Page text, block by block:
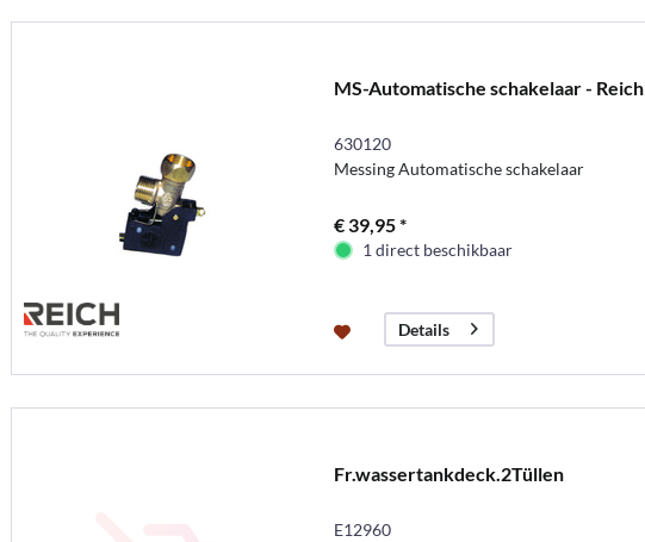
MS-Automatische schakelaar - Reich
630120
Messing Automatische schakelaar
€ 39,95 *
1 direct beschikbaar
Details
Fr.wassertankdeck.2Tüllen
E12960